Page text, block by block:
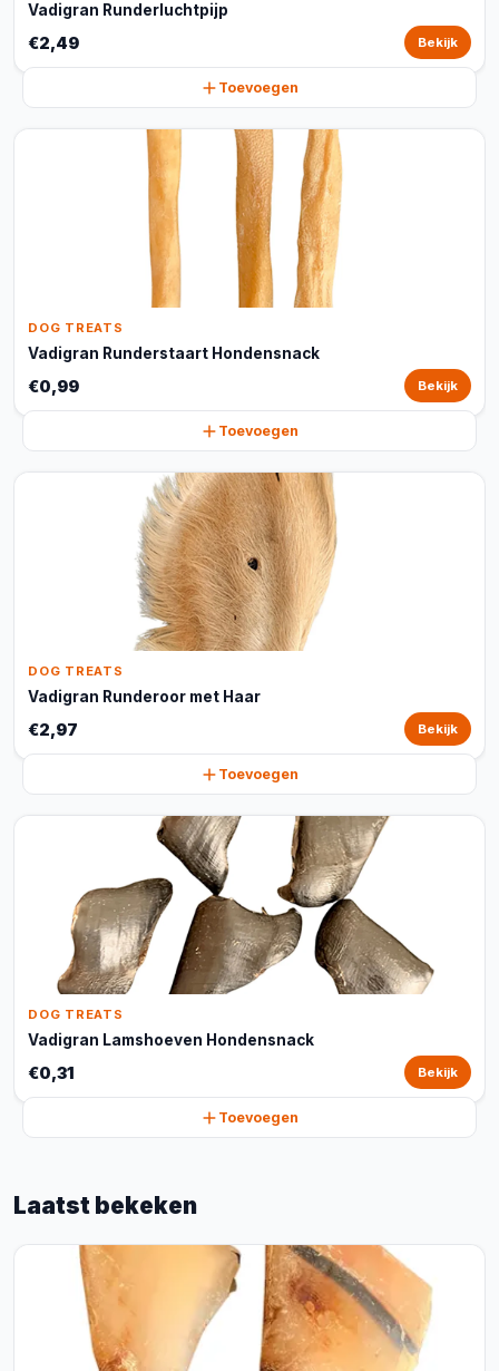
Vadigran Runderluchtpijp
€2,49 Bekijk
Toevoegen
DOG TREATS
Vadigran Runderstaart Hondensnack
€0,99 Bekijk
Toevoegen
DOG TREATS
Vadigran Runderoor met Haar
€2,97 Bekijk
Toevoegen
DOG TREATS
Vadigran Lamshoeven Hondensnack
€0,31 Bekijk
Toevoegen
Laatst bekeken